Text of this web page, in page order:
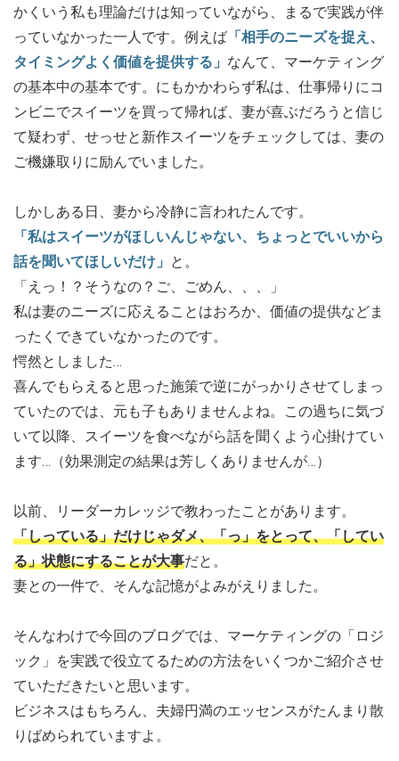
かくいう私も理論だけは知っていながら、まるで実践が伴
っていなかった一人です。例えば 「相手のニーズを捉え、
タイミングよく価値を提供する」 なんて、マーケティング
の基本中の基本です。にもかかわらず私は、仕事帰りにコ
ンビニでスイーツを買って帰れば、妻が喜ぶだろうと信じ
て疑わず、せっせと新作スイーツをチェックしては、妻の
ご機嫌取りに励んでいました。
しかしある日、妻から冷静に言われたんです。
「私はスイーツがほしいんじゃない、ちょっとでいいから
話を聞いてほしいだけ」 と。
「えっ！？そうなの？ご、ごめん、、、」
私は妻のニーズに応えることはおろか、価値の提供などま
ったくできていなかったのです。
愕然としました…
喜んでもらえると思った施策で逆にがっかりさせてしまっ
ていたのでは、元も子もありませんよね。この過ちに気づ
いて以降、スイーツを食べながら話を聞くよう心掛けてい
ます…（効果測定の結果は芳しくありませんが…）
以前、リーダーカレッジで教わったことがあります。
「しっている」だけじゃダメ、「っ」をとって、「してい
る」状態にすることが大事だと。
妻との一件で、そんな記憶がよみがえりました。
そんなわけで今回のブログでは、マーケティングの「ロジ
ック」を実践で役立てるための方法をいくつかご紹介させ
ていただきたいと思います。
ビジネスはもちろん、夫婦円満のエッセンスがたんまり散
りばめられていますよ。